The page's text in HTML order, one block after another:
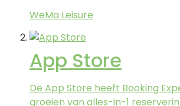
WeMa Leisure
App Store
De App Store heeft Booking
groeien van alles-in-1